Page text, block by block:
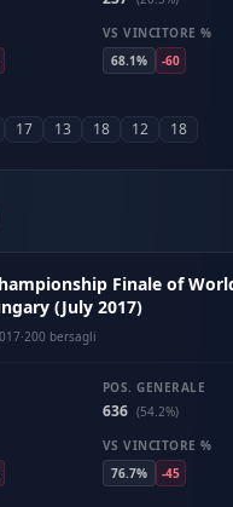
VS VINCITORE %
68.1%
-60
17 13 18 12 18
Finale of
(July 2017)
·200 bersagli
POS. GENERALE
636 (54.2%)
VS VINCITORE %
76.7%
-45